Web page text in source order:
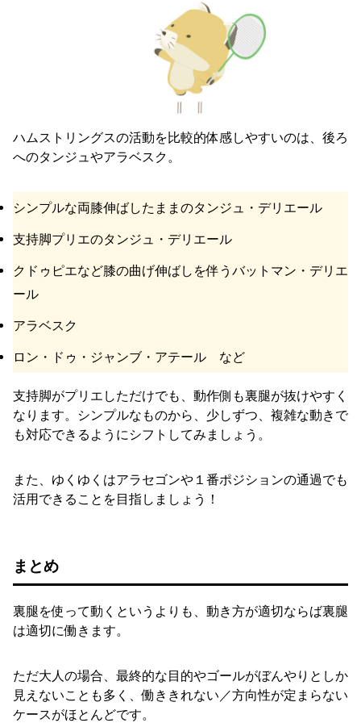
ハムストリングスの活動を比較的体感しやすいのは、後ろ
へのタンジュやアラベスク。
シンプルな両膝伸ばしたままのタンジュ・デリエール
支持脚プリエのタンジュ・デリエール
クドゥピエなど膝の曲げ伸ばしを伴うバットマン・デリエ
ール
アラベスク
ロン・ドゥ・ジャンブ・アテール など
支持脚がプリエしただけでも、動作側も裏腿が抜けやすく
なります。シンプルなものから、少しずつ、複雑な動きで
も対応できるようにシフトしてみましょう。
また、ゆくゆくはアラセゴンや１番ポジションの通過でも
活用できることを目指しましょう！
まとめ
裏腿を使って動くというよりも、動き方が適切ならば裏腿
は適切に働きます。
ただ大人の場合、最終的な目的やゴールがぼんやりとしか
見えないことも多く、働ききれない／方向性が定まらない
ケースがほとんどです。